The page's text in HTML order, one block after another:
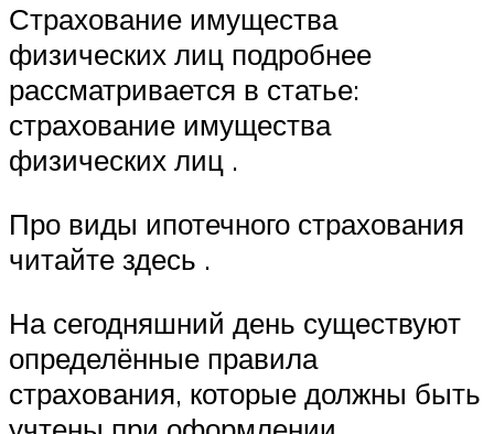
Страхование имущества
физических лиц подробнее
рассматривается в статье:
страхование имущества
физических лиц .
Про виды ипотечного страхования
читайте здесь .
На сегодняшний день существуют
определённые правила
страхования, которые должны быть